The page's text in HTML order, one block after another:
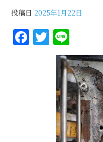
投稿日 2025年1月22日
F
a
T
w
it
te
r
n
e